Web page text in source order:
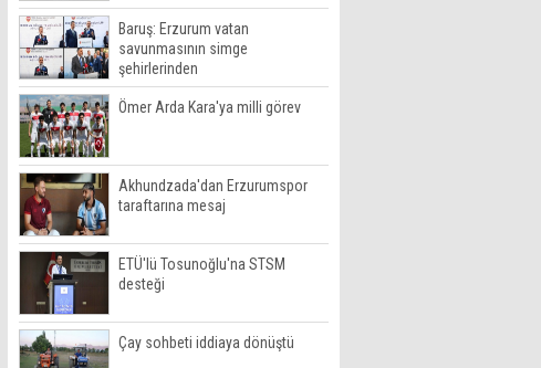
Baruş: Erzurum vatan
savunmasının simge
şehirlerinden
Ömer Arda Kara'ya milli görev
Akhundzada'dan Erzurumspor
taraftarına mesaj
ETÜ'lü Tosunoğlu'na STSM
desteği
Çay sohbeti iddiaya dönüştü